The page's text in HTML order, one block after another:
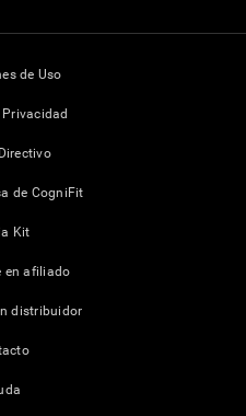
de Uso
de CogniFit
Kit
en afiliado
distribuidor